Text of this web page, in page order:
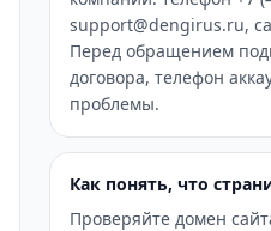
support@dengirus.ru,
Перед обращением
договора, телефон
проблемы.
Как понять, что
Проверяйте домен